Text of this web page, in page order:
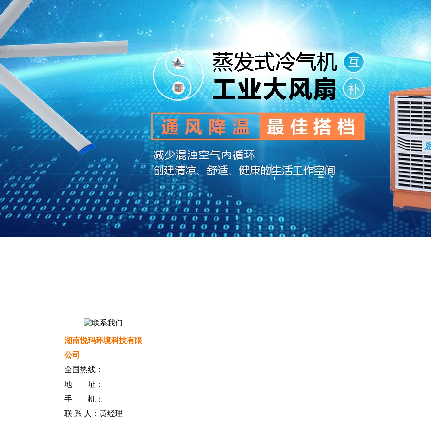
湖南悦玛环境科技有限
公司
全国热线：
地 址：
手 机：
联 系 人：黄经理